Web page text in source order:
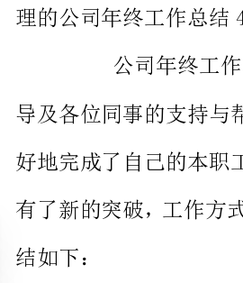
一、办公室的日常管理工作。